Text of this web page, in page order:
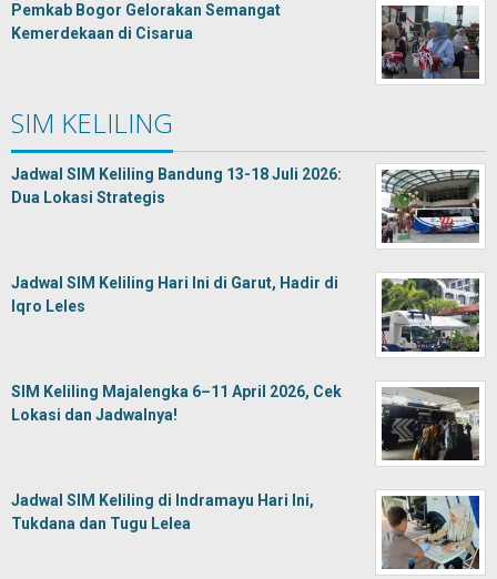
Pemkab Bogor Gelorakan Semangat
Kemerdekaan di Cisarua
SIM KELILING
Jadwal SIM Keliling Bandung 13-18 Juli 2026:
Dua Lokasi Strategis
Jadwal SIM Keliling Hari Ini di Garut, Hadir di
Iqro Leles
SIM Keliling Majalengka 6–11 April 2026, Cek
Lokasi dan Jadwalnya!
Jadwal SIM Keliling di Indramayu Hari Ini,
Tukdana dan Tugu Lelea